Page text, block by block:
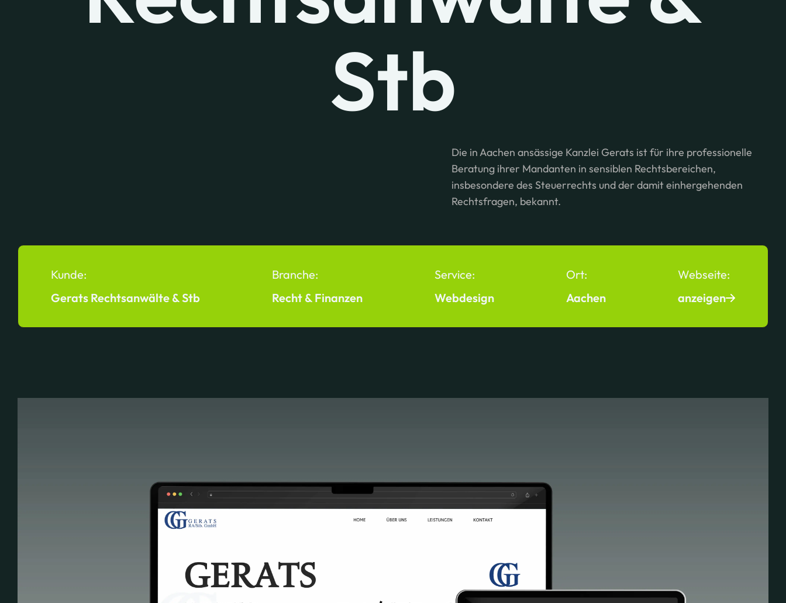
Stb
Die in Aachen ansässige Kanzlei Gerats ist für ihre professionelle
Beratung ihrer Mandanten in sensiblen Rechtsbereichen,
insbesondere des Steuerrechts und der damit einhergehenden
Rechtsfragen, bekannt.
Kunde:
Gerats Rechtsanwälte & Stb
Branche:
Recht & Finanzen
Service:
Webdesign
Ort:
Aachen
Webseite:
anzeigen